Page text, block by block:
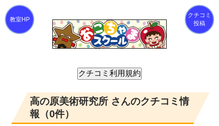
クチコミ
投稿
高の原美術研究所 さんのクチコミ情
報（0件）